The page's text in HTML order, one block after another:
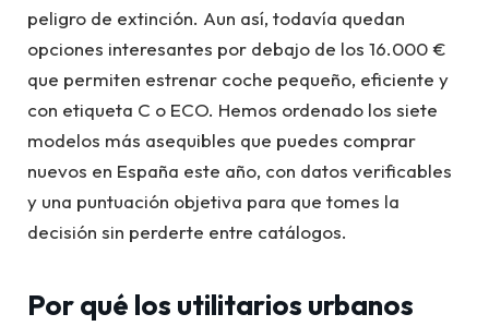
peligro de extinción. Aun así, todavía quedan
opciones interesantes por debajo de los 16.000 €
que permiten estrenar coche pequeño, eficiente y
con etiqueta C o ECO. Hemos ordenado los siete
modelos más asequibles que puedes comprar
nuevos en España este año, con datos verificables
y una puntuación objetiva para que tomes la
decisión sin perderte entre catálogos.
Por qué los utilitarios urbanos